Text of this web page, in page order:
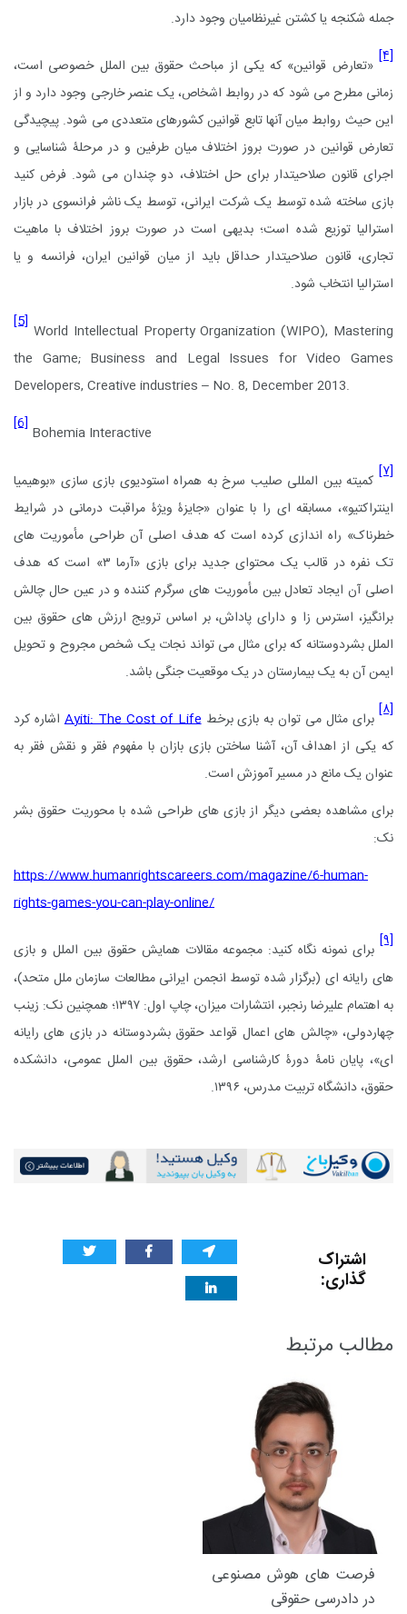
جمله شکنجه یا کشتن غیرنظامیان وجود دارد.
[۴] «تعارض قوانین» که یکی از مباحث حقوق بین الملل خصوصی است،
زمانی مطرح می شود که در روابط اشخاص، یک عنصر خارجی وجود دارد و از
این حیث روابط میان آنها تابع قوانین کشورهای متعددی می شود. پیچیدگی
تعارض قوانین در صورت بروز اختلاف میان طرفین و در مرحلۀ شناسایی و
اجرای قانون صلاحیتدار برای حل اختلاف، دو چندان می شود. فرض کنید
بازی ساخته شده توسط یک شرکت ایرانی، توسط یک ناشر فرانسوی در بازار
استرالیا توزیع شده است؛ بدیهی است در صورت بروز اختلاف با ماهیت
تجاری، قانون صلاحیتدار حداقل باید از میان قوانین ایران، فرانسه و یا
استرالیا انتخاب شود.
[5] World Intellectual Property Organization (WIPO), Mastering
the Game; Business and Legal Issues for Video Games
Developers, Creative industries – No. 8, December 2013.
[6] Bohemia Interactive
[۷] کمیته بین المللی صلیب سرخ به همراه استودیوی بازی سازی «بوهیمیا
اینتراکتیو»، مسابقه ای را با عنوان «جایزۀ ویژۀ مراقبت درمانی در شرایط
خطرناک» راه اندازی کرده است که هدف اصلی آن طراحی مأموریت های
تک نفره در قالب یک محتوای جدید برای بازی «آرما ۳» است که هدف
اصلی آن ایجاد تعادل بین مأموریت های سرگرم کننده و در عین حال چالش
برانگیز، استرس زا و دارای پاداش، بر اساس ترویج ارزش های حقوق بین
الملل بشردوستانه که برای مثال می تواند نجات یک شخص مجروح و تحویل
ایمن آن به یک بیمارستان در یک موقعیت جنگی باشد.
[۸]برای مثال می توان به بازی برخطAyiti: The Cost of Life اشاره کرد
که یکی از اهداف آن، آشنا ساختن بازی بازان با مفهوم فقر و نقش فقر به
عنوان یک مانع در مسیر آموزش است.
برای مشاهده بعضی دیگر از بازی های طراحی شده با محوریت حقوق بشر
نک:
https://www.humanrightscareers.com/magazine/6-human-
rights-games-you-can-play-online/
[۹] برای نمونه نگاه کنید: مجموعه مقالات همایش حقوق بین الملل و بازی
های رایانه ای (برگزار شده توسط انجمن ایرانی مطالعات سازمان ملل متحد)،
به اهتمام علیرضا رنجبر، انتشارات میزان، چاپ اول: ۱۳۹۷؛ همچنین نک: زینب
چهاردولی، «چالش های اعمال قواعد حقوق بشردوستانه در بازی های رایانه
ای»، پایان نامۀ دورۀ کارشناسی ارشد، حقوق بین الملل عمومی، دانشکده
حقوق، دانشگاه تربیت مدرس، ۱۳۹۶.
اشتراک
گذاری:
مطالب مرتبط
فرصت های هوش مصنوعی
در دادرسی حقوقی